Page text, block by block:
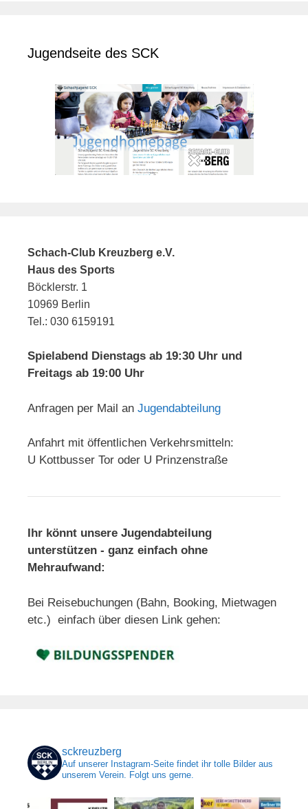
Jugendseite des SCK
Schach-Club Kreuzberg e.V.
Haus des Sports
Böcklerstr. 1
10969 Berlin
Tel.: 030 6159191
Spielabend Dienstags ab 19:30 Uhr und
Freitags ab 19:00 Uhr
Anfragen per Mail an Jugendabteilung
Anfahrt mit öffentlichen Verkehrsmitteln:
U Kottbusser Tor oder U Prinzenstraße
Ihr könnt unsere Jugendabteilung
unterstützen - ganz einfach ohne
Mehraufwand:
Bei Reisebuchungen (Bahn, Booking, Mietwagen
etc.) einfach über diesen Link gehen:
sckreuzberg
Auf unserer Instagram-Seite findet ihr tolle Bilder aus
unserem Verein. Folgt uns gerne.